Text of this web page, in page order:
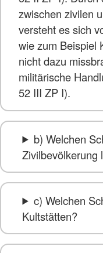
zwischen zivilen
versteht es sich
wie zum Beispiel
nicht dazu
militärische
52 III ZP I).
b) Welchen
Zivilbevölkerung
c) Welchen
Kultstätten?